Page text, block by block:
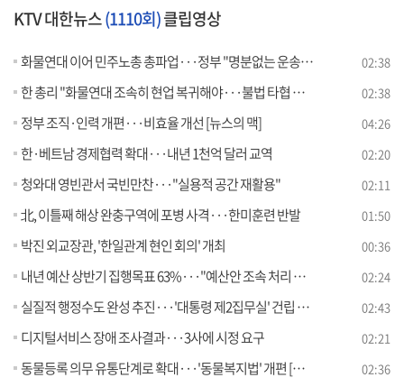
KTV 대한뉴스(1110회)클립영상
화물연대 이어 민주노총 총파업···정부 "명분없는 운송거부 철회" 02:38
한 총리 "화물연대 조속히 현업 복귀해야···불법 타협 없어" 02:38
정부 조직·인력 개편···비효율 개선 [뉴스의 맥] 04:26
한·베트남 경제협력 확대···내년 1천억 달러 교역 02:20
청와대 영빈관서 국빈만찬···"실용적 공간 재활용" 02:11
北, 이틀째 해상 완충구역에 포병 사격···한미훈련 반발 01:50
박진 외교장관, '한일관계 현인 회의' 개최 00:36
내년 예산 상반기 집행목표 63%···"예산안 조속 처리 요청" 02:24
실질적 행정수도 완성 추진···'대통령 제2집무실' 건립 본격화 02:43
디지털서비스 장애 조사결과···3사에 시정 요구 02:21
동물등록 의무 유통단계로 확대···'동물복지법' 개편 [정책현장+] 02:36